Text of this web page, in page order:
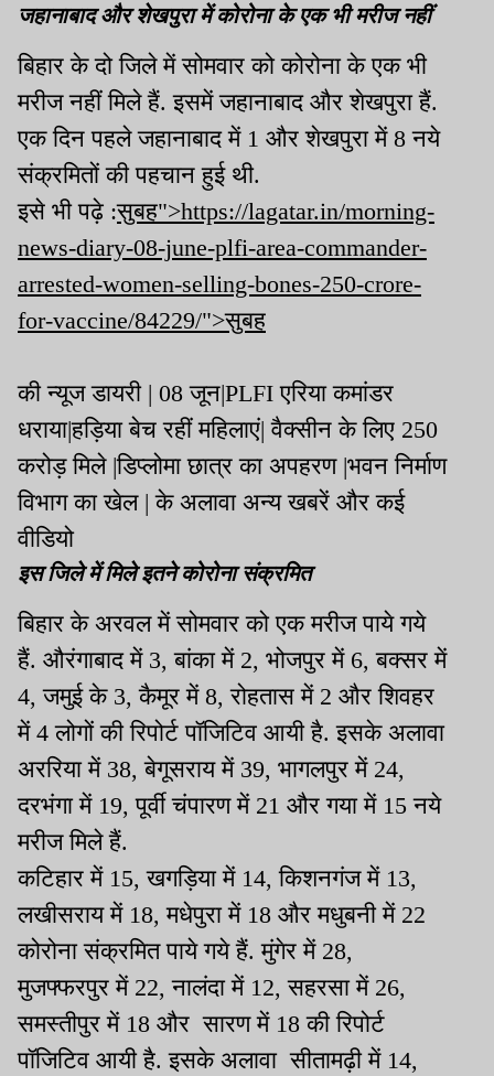
जहानाबाद और शेखपुरा में कोरोना के एक भी मरीज नहीं
बिहार के दो जिले में सोमवार को कोरोना के एक भी
मरीज नहीं मिले हैं. इसमें जहानाबाद और शेखपुरा हैं.
एक दिन पहले जहानाबाद में 1 और शेखपुरा में 8 नये
संक्रमितों की पहचान हुई थी.
इसे भी पढ़े :सुबह">https://lagatar.in/morning-
news-diary-08-june-plfi-area-commander-
arrested-women-selling-bones-250-crore-
for-vaccine/84229/">सुबह
की न्यूज डायरी | 08 जून|PLFI एरिया कमांडर
धराया|हड़िया बेच रहीं महिलाएं| वैक्सीन के लिए 250
करोड़ मिले |डिप्लोमा छात्र का अपहरण |भवन निर्माण
विभाग का खेल | के अलावा अन्य खबरें और कई
वीडियो
इस जिले में मिले इतने कोरोना संक्रमित
बिहार के अरवल में सोमवार को एक मरीज पाये गये
हैं. औरंगाबाद में 3, बांका में 2, भोजपुर में 6, बक्सर में
4, जमुई के 3, कैमूर में 8, रोहतास में 2 और शिवहर
में 4 लोगों की रिपोर्ट पॉजिटिव आयी है. इसके अलावा
अररिया में 38, बेगूसराय में 39, भागलपुर में 24,
दरभंगा में 19, पूर्वी चंपारण में 21 और गया में 15 नये
मरीज मिले हैं.
कटिहार में 15, खगड़िया में 14, किशनगंज में 13,
लखीसराय में 18, मधेपुरा में 18 और मधुबनी में 22
कोरोना संक्रमित पाये गये हैं. मुंगेर में 28,
मुजफ्फरपुर में 22, नालंदा में 12, सहरसा में 26,
समस्तीपुर में 18 और सारण में 18 की रिपोर्ट
पॉजिटिव आयी है. इसके अलावा सीतामढ़ी में 14,